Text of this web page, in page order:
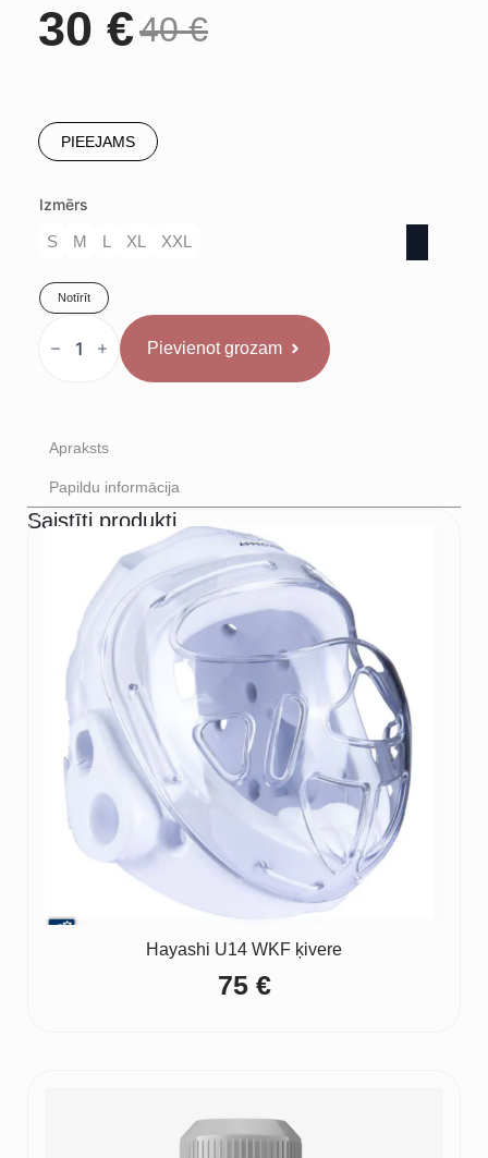
40€
Original
price
was:
40 €.
30 €
Current
price
is:
30 €.
PIEEJAMS
Izmērs
S
M L XL XXL
Notīrīt
Mike
Pievienot grozam
Apraksts
Papildu informācija
Saistīti produkti
Hayashi U14 WKF ķivere
75 €